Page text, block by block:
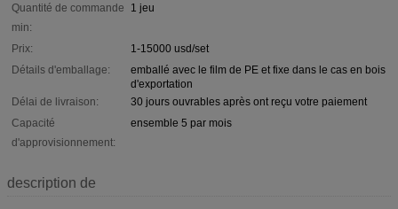
Quantité de commande
min:
1 jeu
Prix:
1-15000 usd/set
Détails d'emballage:
emballé avec le film de PE et fixe dans le cas en bois
d'exportation
Délai de livraison:
30 jours ouvrables après ont reçu votre paiement
Capacité
d'approvisionnement:
ensemble 5 par mois
description de